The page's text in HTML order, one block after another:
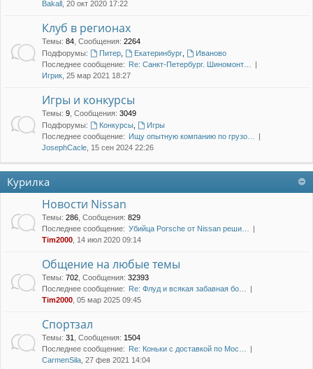
Bakall , 20 окт 2020 17:22
Клуб в регионах
Темы: 84 Сообщения: 2264
Подфорумы:
Питер, Екатеринбург,
Иваново
Последнее сообщение: Re: Санкт-Петербург. Шиномонт…
Игрик , 25 мар 2021 18:27
Игры и конкурсы
Темы: 9 Сообщения: 3049
Подфорумы:
Конкурсы,
Игры
Последнее сообщение: Ищу опытную компанию по грузо…
JosephCacle , 15 сен 2024 22:26
Курилка
Новости Nissan
Темы: 286 Сообщения: 829
Последнее сообщение: Убийца Porsche от Nissan реши…
Tim2000 , 14 июл 2020 09:14
Общение на любые темы
Темы: 702 Сообщения: 32393
Последнее сообщение: Re: Флуд и всякая забавная бо…
Tim2000 , 05 мар 2025 09:45
Спортзал
Темы: 31 Сообщения: 1504
Последнее сообщение: Re: Коньки с доставкой по Мос…
CarmenSila , 27 фев 2021 14:04